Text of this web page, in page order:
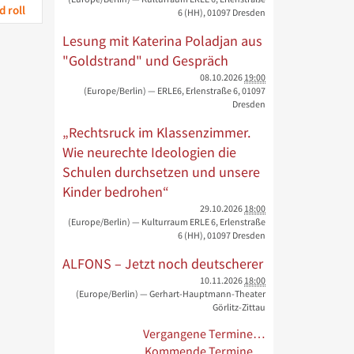
roll
6 (HH), 01097 Dresden
Lesung mit Katerina Poladjan aus
"Goldstrand" und Gespräch
08.10.2026 19:00
(Europe/Berlin) — ERLE6, Erlenstraße 6, 01097
Dresden
„Rechtsruck im Klassenzimmer.
Wie neurechte Ideologien die
Schulen durchsetzen und unsere
Kinder bedrohen“
29.10.2026 18:00
(Europe/Berlin) — Kulturraum ERLE 6, Erlenstraße
6 (HH), 01097 Dresden
ALFONS – Jetzt noch deutscherer
10.11.2026 18:00
(Europe/Berlin) — Gerhart-Hauptmann-Theater
Görlitz-Zittau
Vergangene Termine…